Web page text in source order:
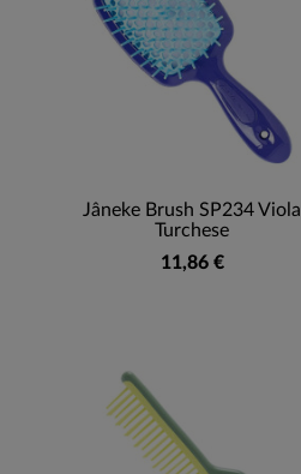
Jâneke Brush SP234 Viola
Turchese
11,86 €